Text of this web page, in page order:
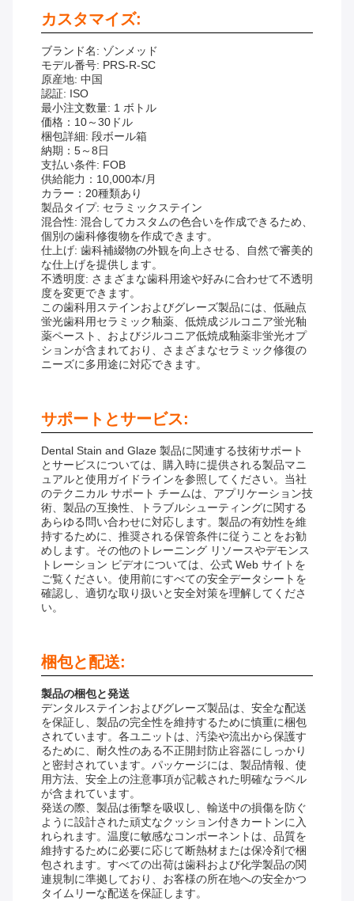
カスタマイズ:
ブランド名: ゾンメッド
モデル番号: PRS-R-SC
原産地: 中国
認証: ISO
最小注文数量: 1 ボトル
価格：10～30ドル
梱包詳細: 段ボール箱
納期：5～8日
支払い条件: FOB
供給能力：10,000本/月
カラー：20種類あり
製品タイプ: セラミックステイン
混合性: 混合してカスタムの色合いを作成できるため、
個別の歯科修復物を作成できます。
仕上げ: 歯科補綴物の外観を向上させる、自然で審美的
な仕上げを提供します。
不透明度: さまざまな歯科用途や好みに合わせて不透明
度を変更できます。
この歯科用ステインおよびグレーズ製品には、低融点
蛍光歯科用セラミック釉薬、低焼成ジルコニア蛍光釉
薬ペースト、およびジルコニア低焼成釉薬非蛍光オプ
ションが含まれており、さまざまなセラミック修復の
ニーズに多用途に対応できます。
サポートとサービス:
Dental Stain and Glaze 製品に関連する技術サポート
とサービスについては、購入時に提供される製品マニ
ュアルと使用ガイドラインを参照してください。当社
のテクニカル サポート チームは、アプリケーション技
術、製品の互換性、トラブルシューティングに関する
あらゆる問い合わせに対応します。製品の有効性を維
持するために、推奨される保管条件に従うことをお勧
めします。その他のトレーニング リソースやデモンス
トレーション ビデオについては、公式 Web サイトを
ご覧ください。使用前にすべての安全データシートを
確認し、適切な取り扱いと安全対策を理解してくださ
い。
梱包と配送:
製品の梱包と発送
デンタルステインおよびグレーズ製品は、安全な配送
を保証し、製品の完全性を維持するために慎重に梱包
されています。各ユニットは、汚染や流出から保護す
るために、耐久性のある不正開封防止容器にしっかり
と密封されています。パッケージには、製品情報、使
用方法、安全上の注意事項が記載された明確なラベル
が含まれています。
発送の際、製品は衝撃を吸収し、輸送中の損傷を防ぐ
ように設計された頑丈なクッション付きカートンに入
れられます。温度に敏感なコンポーネントは、品質を
維持するために必要に応じて断熱材または保冷剤で梱
包されます。すべての出荷は歯科および化学製品の関
連規制に準拠しており、お客様の所在地への安全かつ
タイムリーな配送を保証します。